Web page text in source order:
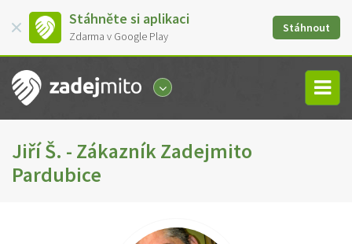
Stáhněte si aplikaci
Zdarma v Google Play
Stáhnout
Jiří Š. - Zákazník Zadejmito
Pardubice